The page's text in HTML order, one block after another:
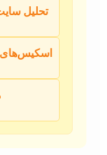
تحلیل
اسکیس‌های